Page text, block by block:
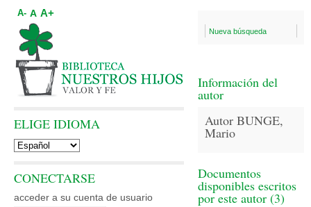
Nueva búsqueda
Información del
autor
Autor BUNGE,
Mario
Documentos
disponibles escritos
por este autor (3)
A- A A+
ELIGE IDIOMA
CONECTARSE
acceder a su cuenta de usuario